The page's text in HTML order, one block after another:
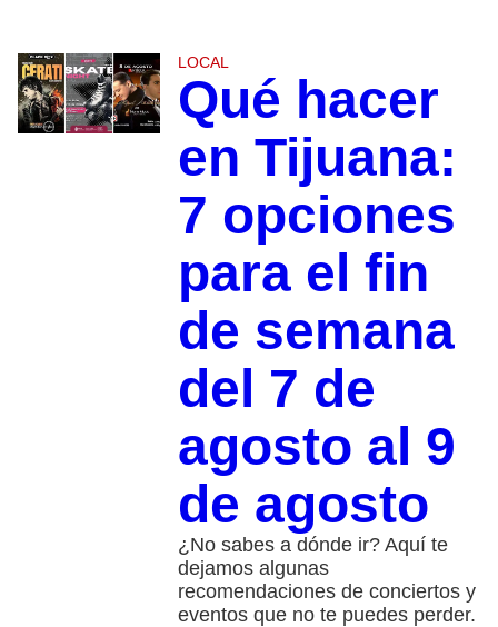
LOCAL
Qué hacer
en Tijuana:
7 opciones
para el fin
de semana
del 7 de
agosto al 9
de agosto
¿No sabes a dónde ir? Aquí te
dejamos algunas
recomendaciones de conciertos y
eventos que no te puedes perder.